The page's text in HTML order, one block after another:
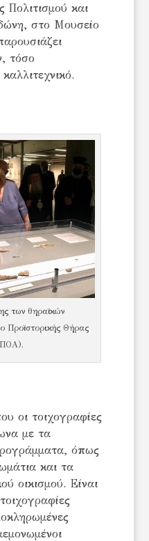
Πολιτισμού και
στο Μουσείο
τόσο
των θηραϊκών
Προϊστορικής Θήρας
οι τοιχογραφίες
με τα
όπως
και τα
οικισμού. Είναι